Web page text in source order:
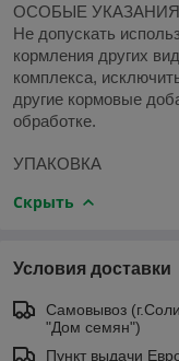
ОСОБЫЕ УКАЗАНИЯ
Не допускать
кормления других
комплекса,
другие кормовые
обработке.
УПАКОВКА
Скрыть
Условия доставки
Самовывоз
"Дом семян")
Пункт выдачи